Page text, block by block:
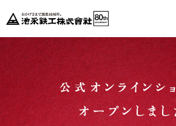
ホーム
カタログダウンロード